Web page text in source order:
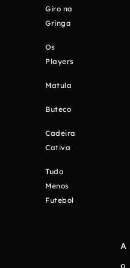
Giro na
Gringa
Os
Players
Matula
Buteco
Cadeira
Cativa
Tudo
Menos
Futebol
A
o